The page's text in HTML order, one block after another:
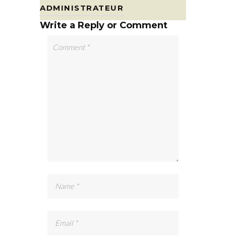
ADMINISTRATEUR
Write a Reply or Comment